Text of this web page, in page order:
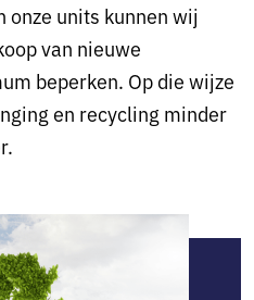
onze units kunnen wij
van nieuwe
beperken. Op die wijze
en recycling minder